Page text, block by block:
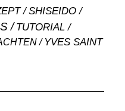
SHISEIDO
TUTORIAL
YVES SAINT